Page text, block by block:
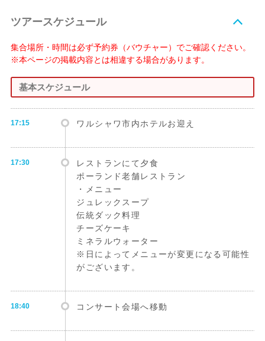
ツアースケジュール
集合場所・時間は必ず予約券（バウチャー）でご確認ください。
※本ページの掲載内容とは相違する場合があります。
基本スケジュール
17:15 ワルシャワ市内ホテルお迎え
17:30
レストランにて夕食
ポーランド老舗レストラン
・メニュー
ジュレックスープ
伝統ダック料理
チーズケーキ
ミネラルウォーター
※日によってメニューが変更になる可能性
がございます。
18:40 コンサート会場へ移動